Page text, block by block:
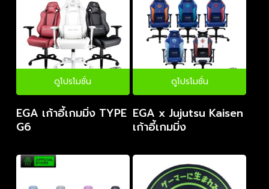
ดูโปรโมชั่น
EGA เก้าอี้เกมมิ่ง TYPE
G6
ดูโปรโมชั่น
EGA x Jujutsu Kaisen
เก้าอี้เกมมิ่ง